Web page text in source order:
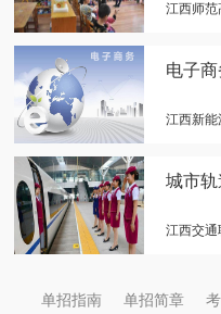
江西师
电子商
江西新
城市
江西交
单招指南 单招简章